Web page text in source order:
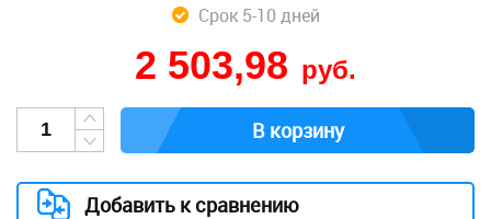
Срок 5-10 дней
2 503,98 руб.
В корзину
Добавить к сравнению